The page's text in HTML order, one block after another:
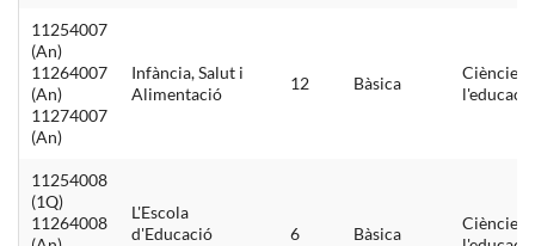
11254007
(An)
11264007
(An)
11274007
(An)
Infància, Salut i
Alimentació
12 Bàsica
Ciències
l'educació
11254008
(1Q)
11264008
L'Escola
d'Educació
6 Bàsica
Ciències